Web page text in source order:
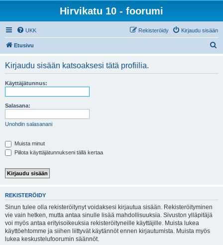
Hirvikatu 10 - foorumi
UKK Kirjaudu sisään
Rekisteröidy
Etusivu
Kirjaudu sisään katsoaksesi tätä profiilia.
Käyttäjätunnus:
Salasana:
Unohdin salasanani
Muista minut
Piilota käyttäjätunnukseni tällä kertaa
REKISTERÖIDY
Sinun tulee olla rekisteröitynyt voidaksesi kirjautua sisään. Rekisteröityminen
vie vain hetken, mutta antaa sinulle lisää mahdollisuuksia. Sivuston ylläpitäjä
voi myös antaa erityisoikeuksia rekisteröityneille käyttäjille. Muista lukea
käyttöehtomme ja siihen liittyvät käytännöt ennen kirjautumista. Muista myös
lukea keskustelufoorumin säännöt.